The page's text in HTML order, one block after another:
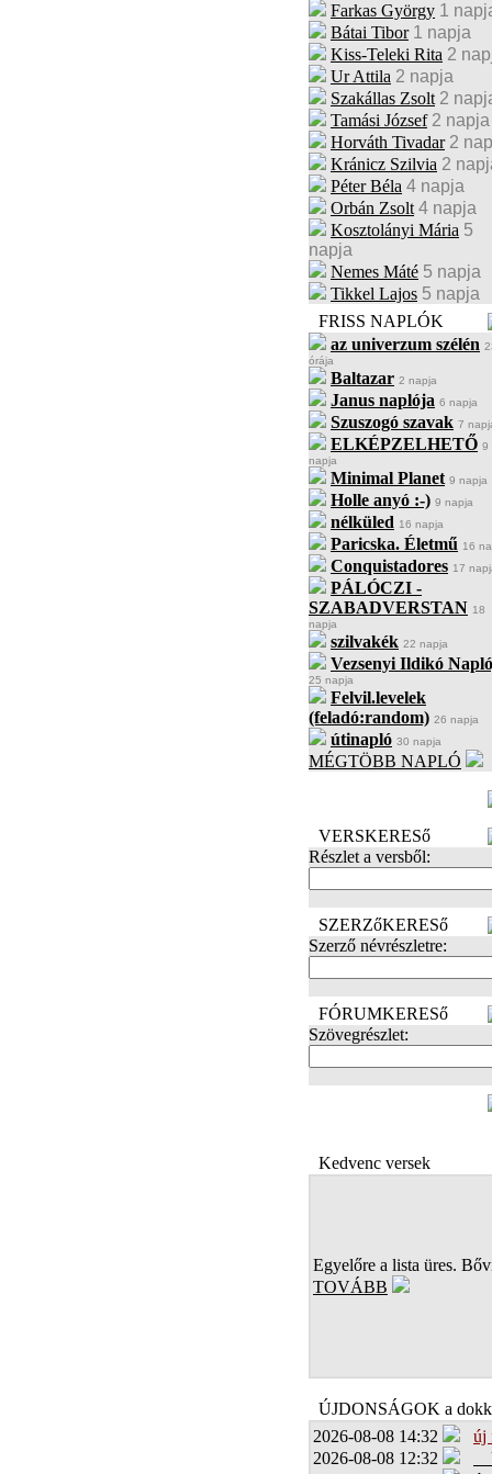
Farkas György 1
Bátai Tibor 1 napja
Kiss-Teleki Rita 2
Ur Attila 2 napja
Szakállas Zsolt 2
Tamási József 2 napja
Horváth Tivadar 2
Kránicz Szilvia 2
Péter Béla 4 napja
Orbán Zsolt 4 napja
Kosztolányi Mária 5
napja
Nemes Máté 5 napja
Tikkel Lajos 5 napja
FRISS NAPLÓK
az univerzum szélén
órája
Baltazar 2 napja
Janus naplója 6 napja
Szuszogó szavak 7
ELKÉPZELHETŐ 9
napja
Minimal Planet 9 napja
Holle anyó :-) 9 napja
nélküled 16 napja
Paricska. Életmű 16
Conquistadores 17
PÁLÓCZI -
SZABADVERSTAN 18
napja
szilvakék 22 napja
Vezsenyi Ildikó
25 napja
Felvil.levelek
(feladó:random) 26 napja
útinapló 30 napja
MÉGTÖBB NAPLÓ
VERSKERESő
Részlet a versből:
SZERZőKERESő
Szerző névrészletre:
FÓRUMKERESő
Szövegrészlet:
Kedvenc versek
Egyelőre a lista üres.
TOVÁBB
ÚJDONSÁGOK a
2026-08-08 14:32
új
2026-08-08 12:32